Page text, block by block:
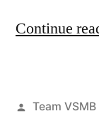
Continue
Posted
Team VSMB